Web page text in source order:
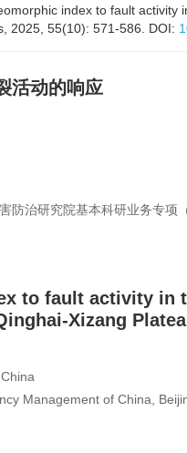
index to fault
2025, 55(10): 571-586.
DOI:
活动的响应
防治研究院基本科研业务专项
to fault activity in
Xizang
Management of China,